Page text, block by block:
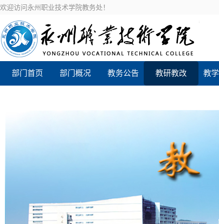
欢迎访问永州职业技术学院教务处！
部门首页 部门概况 教务公告 教研教改 教